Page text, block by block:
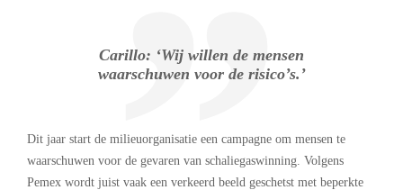
Carillo: ‘Wij willen de mensen
waarschuwen voor de risico’s.’
Dit jaar start de milieuorganisatie een campagne om mensen te
waarschuwen voor de gevaren van schaliegaswinning. Volgens
Pemex wordt juist vaak een verkeerd beeld geschetst met beperkte